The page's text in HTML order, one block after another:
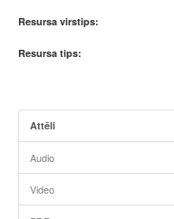
Resursa virstips:
Resursa tips:
Attēli
Audio
Video